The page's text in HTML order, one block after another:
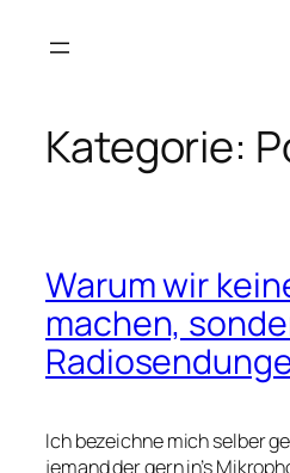
Inhalt
Kategorie:
Warum wir
machen,
Ich bezeichne mich selber
jemand der gern in’s